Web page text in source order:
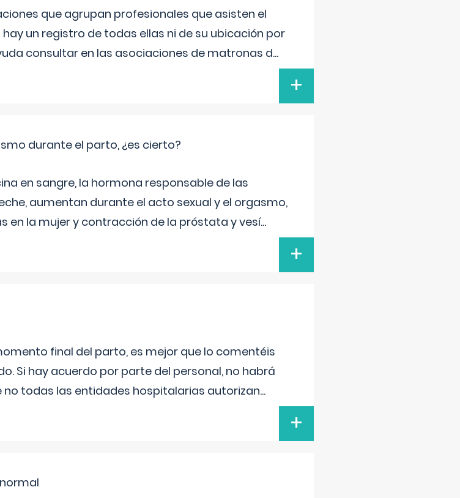
que agrupan profesionales que asisten el
un registro de todas ellas ni de su ubicación por
consultar en las asociaciones de matronas d...
+
durante el parto, ¿es cierto?
en sangre, la hormona responsable de las
aumentan durante el acto sexual y el orgasmo,
en la mujer y contracción de la próstata y vesí...
+
final del parto, es mejor que lo comentéis
Si hay acuerdo por parte del personal, no habrá
no todas las entidades hospitalarias autorizan...
+